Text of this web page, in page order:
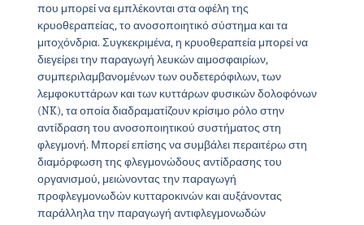
που μπορεί να εμπλέκονται στα οφέλη της
κρυοθεραπείας, το ανοσοποιητικό σύστημα και τα
μιτοχόνδρια. Συγκεκριμένα, η κρυοθεραπεία μπορεί να
διεγείρει την παραγωγή λευκών αιμοσφαιρίων,
συμπεριλαμβανομένων των ουδετερόφιλων, των
λεμφοκυττάρων και των κυττάρων φυσικών δολοφόνων
(NK), τα οποία διαδραματίζουν κρίσιμο ρόλο στην
αντίδραση του ανοσοποιητικού συστήματος στη
φλεγμονή. Μπορεί επίσης να συμβάλει περαιτέρω στη
διαμόρφωση της φλεγμονώδους αντίδρασης του
οργανισμού, μειώνοντας την παραγωγή
προφλεγμονωδών κυτταροκινών και αυξάνοντας
παράλληλα την παραγωγή αντιφλεγμονωδών